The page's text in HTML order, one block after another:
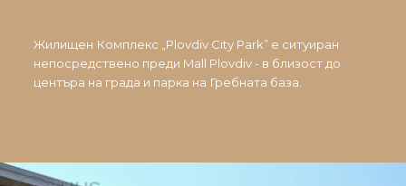
Жилищен Комплекс „Plovdiv City Park” е ситуиран
непосредствено преди Mall Plovdiv - в близост до
центъра на града и парка на Гребната база.